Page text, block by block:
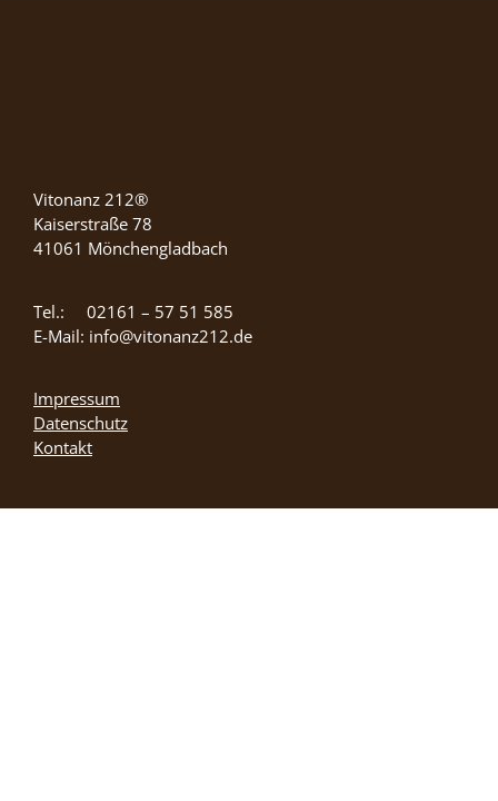
Vitonanz 212®
Kaiserstraße 78
41061 Mönchengladbach
Tel.: 02161 – 57 51 585
E-Mail: info@vitonanz212.de
Impressum
Datenschutz
Kontakt